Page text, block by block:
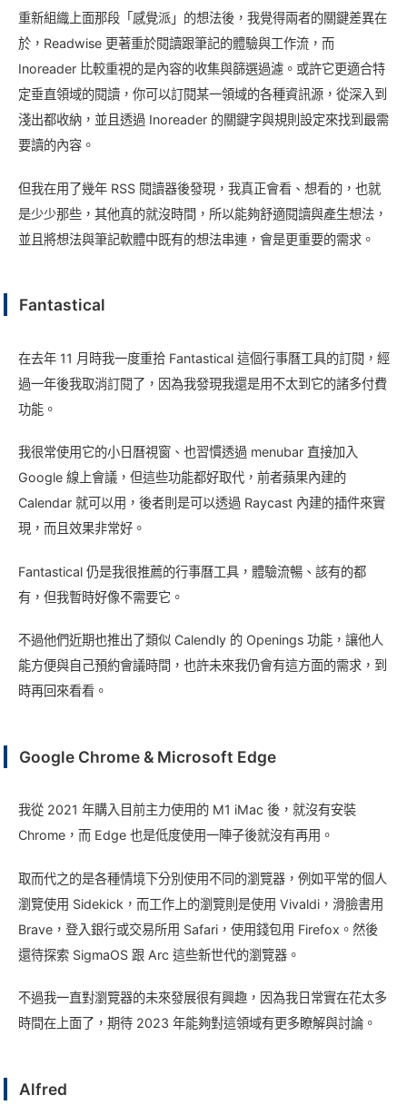
重新組織上面那段「感覺派」的想法後，我覺得兩者的關鍵差異在
於，Readwise 更著重於閱讀跟筆記的體驗與工作流，而
Inoreader 比較重視的是內容的收集與篩選過濾。或許它更適合特
定垂直領域的閱讀，你可以訂閱某一領域的各種資訊源，從深入到
淺出都收納，並且透過 Inoreader 的關鍵字與規則設定來找到最需
要讀的內容。
但我在用了幾年 RSS 閱讀器後發現，我真正會看、想看的，也就
是少少那些，其他真的就沒時間，所以能夠舒適閱讀與產生想法，
並且將想法與筆記軟體中既有的想法串連，會是更重要的需求。
Fantastical
在去年 11 月時我一度重拾 Fantastical 這個行事曆工具的訂閱，經
過一年後我取消訂閱了，因為我發現我還是用不太到它的諸多付費
功能。
我很常使用它的小日曆視窗、也習慣透過 menubar 直接加入
Google 線上會議，但這些功能都好取代，前者蘋果內建的
Calendar 就可以用，後者則是可以透過 Raycast 內建的插件來實
現，而且效果非常好。
Fantastical 仍是我很推薦的行事曆工具，體驗流暢、該有的都
有，但我暫時好像不需要它。
不過他們近期也推出了類似 Calendly 的 Openings 功能，讓他人
能方便與自己預約會議時間，也許未來我仍會有這方面的需求，到
時再回來看看。
Google Chrome & Microsoft Edge
我從 2021 年購入目前主力使用的 M1 iMac 後，就沒有安裝
Chrome，而 Edge 也是低度使用一陣子後就沒有再用。
取而代之的是各種情境下分別使用不同的瀏覽器，例如平常的個人
瀏覽使用 Sidekick，而工作上的瀏覽則是使用 Vivaldi，滑臉書用
Brave，登入銀行或交易所用 Safari，使用錢包用 Firefox。然後
還待探索 SigmaOS 跟 Arc 這些新世代的瀏覽器。
不過我一直對瀏覽器的未來發展很有興趣，因為我日常實在花太多
時間在上面了，期待 2023 年能夠對這領域有更多瞭解與討論。
Alfred